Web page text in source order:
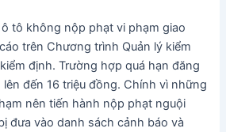
tô không nộp phạt vi phạm giao
trên Chương trình Quản lý kiểm
định. Trường hợp quá hạn đăng
đến 16 triệu đồng. Chính vì những
nên tiến hành nộp phạt nguội
đưa vào danh sách cảnh báo và